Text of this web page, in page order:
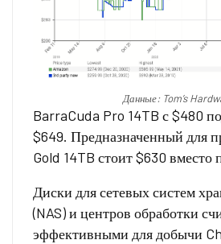
Данные: Tom’s
BarraCuda Pro 14TB с $480
$649. Предназначенный для
Gold 14TB стоит $630 вместо
Диски для сетевых систем
(NAS) и центров обработки
эффективными для добычи